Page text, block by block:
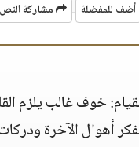
أضف للمفضلة مشاركة النص
خوف غالب يلزم
تفكر أهوال الآخرة